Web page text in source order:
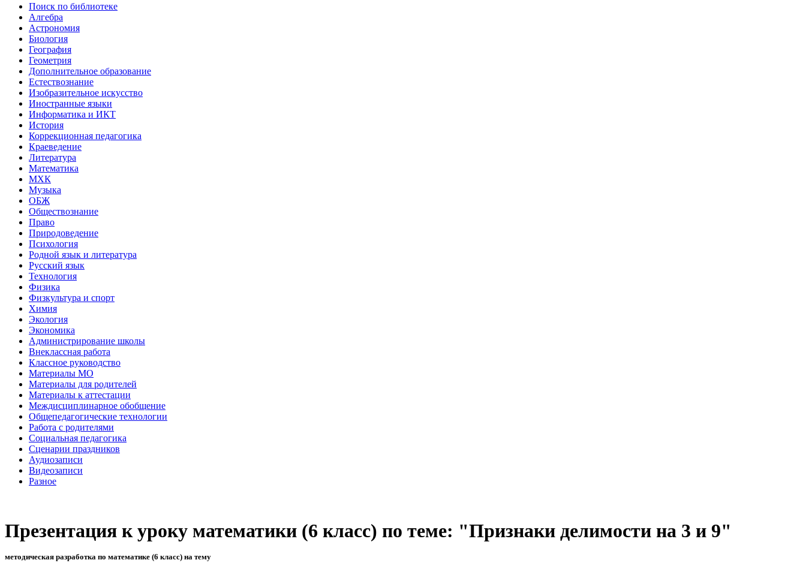
Поиск по библиотеке
Алгебра
Астрономия
Биология
География
Геометрия
Дополнительное образование
Естествознание
Изобразительное искусство
Иностранные языки
Информатика и ИКТ
История
Коррекционная педагогика
Краеведение
Литература
Математика
МХК
Музыка
ОБЖ
Обществознание
Право
Природоведение
Психология
Родной язык и литература
Русский язык
Технология
Физика
Физкультура и спорт
Химия
Экология
Экономика
Администрирование школы
Внеклассная работа
Классное руководство
Материалы МО
Материалы для родителей
Материалы к аттестации
Междисциплинарное обобщение
Общепедагогические технологии
Работа с родителями
Социальная педагогика
Сценарии праздников
Аудиозаписи
Видеозаписи
Разное
Презентация к уроку математики (6 класс) по теме: "Признаки делимости на 3 и 9"
методическая разработка по математике (6 класс) на тему